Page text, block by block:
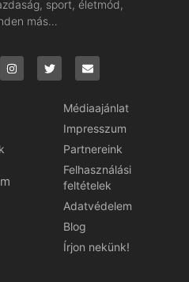
sport, életmód,
más…
Médiaajánlat
Impresszum
Partnereink
Felhasználási
feltételek
Adatvédelem
Blog
Írjon nekünk!